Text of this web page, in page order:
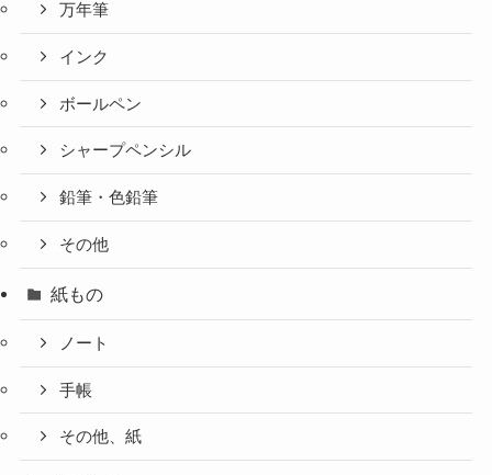
万年筆
インク
ボールペン
シャープペンシル
鉛筆・色鉛筆
その他
紙もの
ノート
手帳
その他、紙